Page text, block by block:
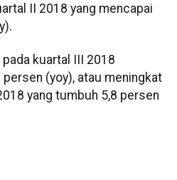
II 2018 yang mencapai
kuartal III 2018
(yoy), atau meningkat
yang tumbuh 5,8 persen